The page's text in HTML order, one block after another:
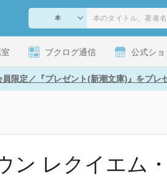
ブクログ通信 公式ショ
限定／『プレゼント(新潮文庫)』をプレ
ン レクイエム